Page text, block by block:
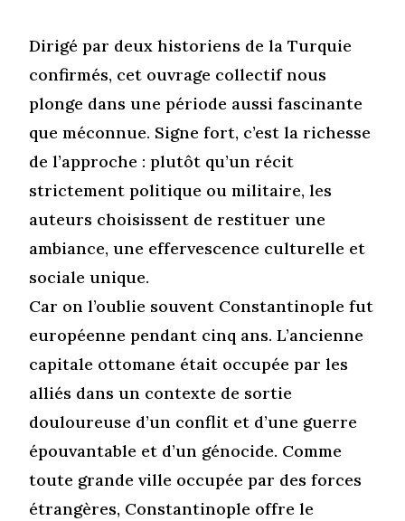
Dirigé par deux historiens de la Turquie
confirmés, cet ouvrage collectif nous
plonge dans une période aussi fascinante
que méconnue. Signe fort, c’est la richesse
de l’approche : plutôt qu’un récit
strictement politique ou militaire, les
auteurs choisissent de restituer une
ambiance, une effervescence culturelle et
sociale unique.
Car on l’oublie souvent Constantinople fut
européenne pendant cinq ans. L’ancienne
capitale ottomane était occupée par les
alliés dans un contexte de sortie
douloureuse d’un conflit et d’une guerre
épouvantable et d’un génocide. Comme
toute grande ville occupée par des forces
étrangères, Constantinople offre le